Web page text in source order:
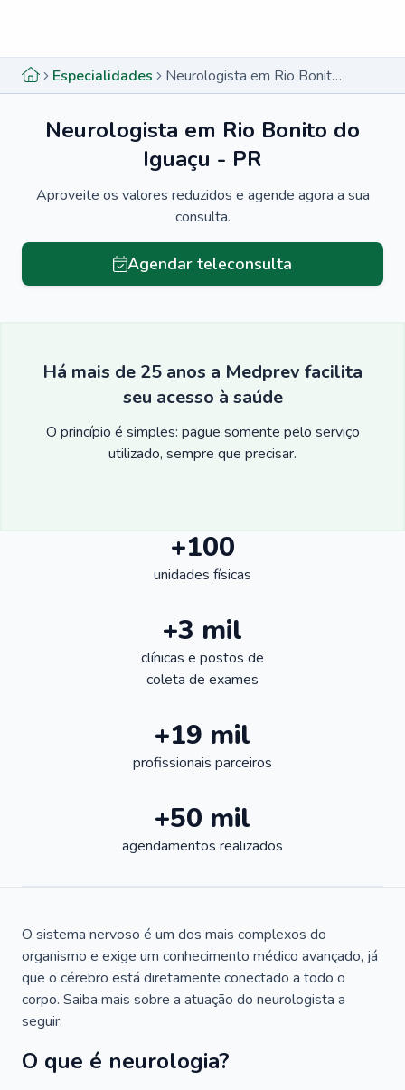
Especialidades Neurologista em Rio Bonito do Iguaçu - PR
Neurologista em Rio Bonito do
Iguaçu - PR
Aproveite os valores reduzidos e agende agora a sua
consulta.
Agendar teleconsulta
Há mais de 25 anos a Medprev facilita
seu acesso à saúde
O princípio é simples: pague somente pelo serviço
utilizado, sempre que precisar.
+100
unidades físicas
+3 mil
clínicas e postos de
coleta de exames
+19 mil
profissionais parceiros
+50 mil
agendamentos realizados
O sistema nervoso é um dos mais complexos do
organismo e exige um conhecimento médico avançado, já
que o cérebro está diretamente conectado a todo o
corpo. Saiba mais sobre a atuação do neurologista a
seguir.
O que é neurologia?